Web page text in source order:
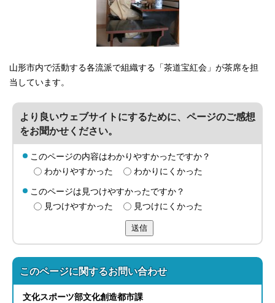
山形市内で活動する各流派で組織する「茶道宝紅会」が茶席を担
当しています。
より良いウェブサイトにするために、ページのご感想
をお聞かせください。
このページの内容はわかりやすかったですか？
わかりやすかった
わかりにくかった
このページは見つけやすかったですか？
見つけやすかった
見つけにくかった
送信
このページに関するお問い合わせ
文化スポーツ部文化創造都市課